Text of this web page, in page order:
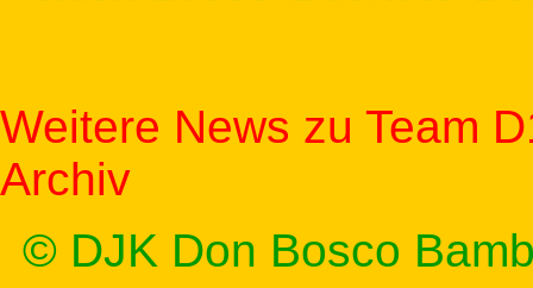
Weitere News zu Team
Archiv
© DJK Don Bosco